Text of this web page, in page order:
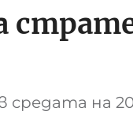
средата на